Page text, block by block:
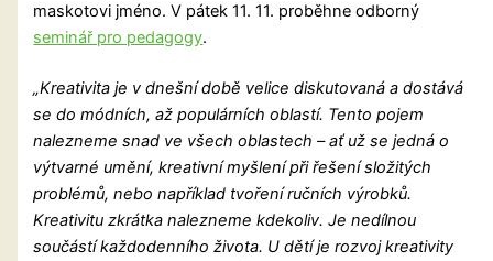
maskotovi jméno. V pátek 11. 11. proběhne odborný
seminář pro pedagogy.
„Kreativita je v dnešní době velice diskutovaná a dostává
se do módních, až populárních oblastí. Tento pojem
nalezneme snad ve všech oblastech – ať už se jedná o
výtvarné umění, kreativní myšlení při řešení složitých
problémů, nebo například tvoření ručních výrobků.
Kreativitu zkrátka nalezneme kdekoliv. Je nedílnou
součástí každodenního života. U dětí je rozvoj kreativity